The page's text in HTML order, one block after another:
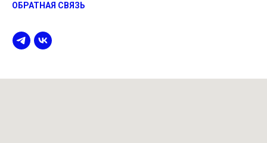
ОБРАТНАЯ СВЯЗЬ